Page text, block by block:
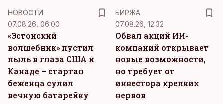
НОВОСТИ
07.08.26, 06:00
«Эстонский
волшебник» пустил
пыль в глаза США и
Канаде – стартап
беженца сулил
вечную батарейку
БИРЖА
07.08.26, 12:32
Обвал акций ИИ-
компаний открывает
новые возможности,
но требует от
инвестора крепких
нервов